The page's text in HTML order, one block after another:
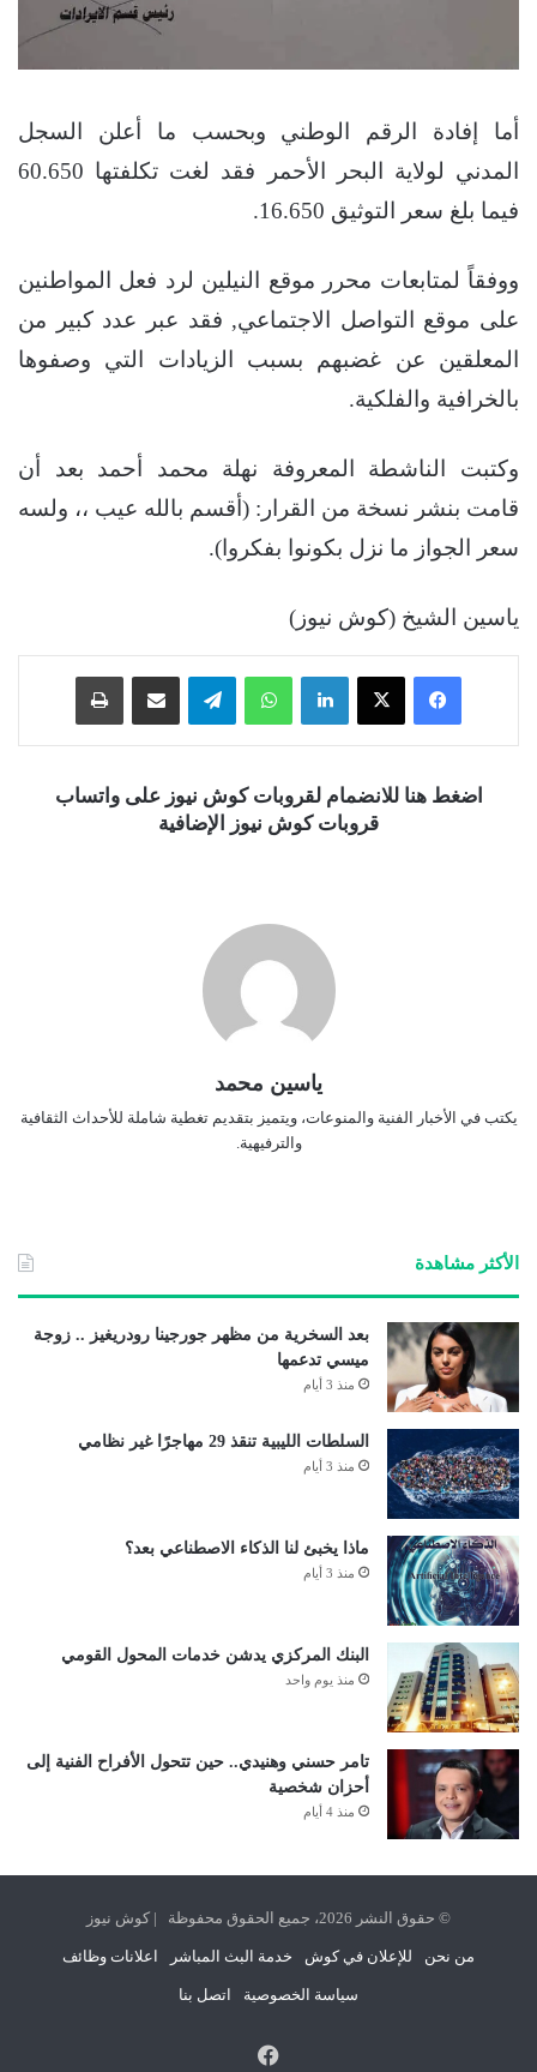
أما إفادة الرقم الوطني وبحسب ما أعلن السجل
المدني لولاية البحر الأحمر فقد لغت تكلفتها 60.650
فيما بلغ سعر التوثيق 16.650.
ووفقاً لمتابعات محرر موقع النيلين لرد فعل المواطنين
على موقع التواصل الاجتماعي, فقد عبر عدد كبير من
المعلقين عن غضبهم بسبب الزيادات التي وصفوها
بالخرافية والفلكية.
وكتبت الناشطة المعروفة نهلة محمد أحمد بعد أن
قامت بنشر نسخة من القرار: (أقسم بالله عيب ،، ولسه
سعر الجواز ما نزل بكونوا بفكروا).
ياسين الشيخ (كوش نيوز)
فيسبوك ‫X لينكدإن واتساب تيلقرام
اضغط هنا للانضمام لقروبات كوش نيوز على واتساب
قروبات كوش نيوز الإضافية
ياسين محمد
يكتب في الأخبار الفنية والمنوعات، ويتميز بتقديم تغطية شاملة للأحداث الثقافية
والترفيهية.
الأكثر مشاهدة
بعد السخرية من مظهر جورجينا رودريغيز .. زوجة
ميسي تدعمها
منذ 3 أيام
السلطات الليبية تنقذ 29 مهاجرًا غير نظامي
منذ 3 أيام
ماذا يخبئ لنا الذكاء الاصطناعي بعد؟
منذ 3 أيام
البنك المركزي يدشن خدمات المحول القومي
منذ يوم واحد
تامر حسني وهنيدي.. حين تتحول الأفراح الفنية إلى
أحزان شخصية
منذ 4 أيام
© حقوق النشر 2026، جميع الحقوق محفوظة | كوش نيوز
من نحن للإعلان في كوش خدمة البث المباشر اعلانات وظائف
سياسة الخصوصية اتصل بنا